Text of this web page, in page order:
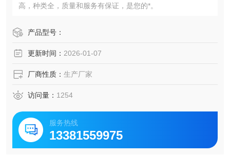
高，种类全，质量和服务有保证，是您的*。
产品型号：
更新时间： 2026-01-07
厂商性质： 生产厂家
访问量： 1254
服务热线
13381559975